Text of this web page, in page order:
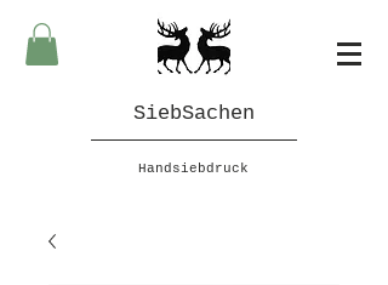
SiebSachen
Handsiebdruck